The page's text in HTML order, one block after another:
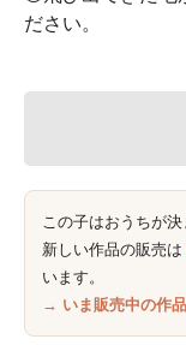
ださい。
この子はおうちが決
新しい作品の販売は
います。
→ いま販売中の作